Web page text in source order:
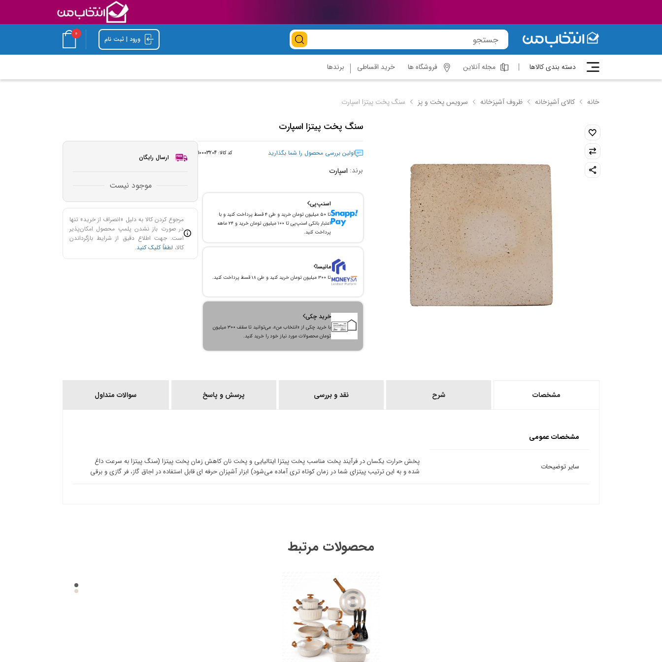
ورود | ثبت نام
0
دسته بندی کالاها مجله آنلاین فروشگاه ها خرید اقساطی برندها
خانه کالای آشپزخانه ظروف آشپزخانه سرویس پخت و پز سنگ پخت پیتزا اسپارت
سنگ پخت پیتزا اسپارت
اولین بررسی محصول را شما بگذارید کد کالا: 10003204
برند: اسپارت
اسنپ‌پی
تا ۵۰ میلیون تومان خرید و طی ۴ قسط پرداخت کنید و با
اعتبار بانکی اسنپ‌پی تا ۱۰۰ میلیون تومان خرید و ۲۴ ماهه
پرداخت کنید.
مانیسا
تا ۳۰۰ میلیون تومان خرید کنید و طی ۱۸ قسط پرداخت کنید.
خرید چکی
با خرید چکی از «انتخاب من»، می‌توانید تا سقف ۳۰۰ میلیون
تومان محصولات مورد نیاز خود را خرید کنید.
ارسال رایگان
موجود نیست
مرجوع کردن کالا به دلیل «انصراف از خرید» تنها
در صورت باز نشدن پلمپ محصول امکان‌پذیر
است. جهت اطلاع دقیق از شرایط بازگرداندن
کالا، لطفاً کلیک کنید.
مشخصات شرح نقد و بررسی پرسش و پاسخ سوالات متداول
مشخصات عمومی
سایر توضیحات
پخش حرارت یکسان در فرآیند پخت مناسب پخت پیتزا ایتالیایی و پخت نان کاهش زمان پخت پیتزا (سنگ پیتزا به سرعت داغ
شده و به این ترتیب پیتزای شما در زمان کوتاه تری آماده می‌شود) ابزار آشپزان حرفه ای قابل استفاده در اجاق گاز، فر گازی و برقی
محصولات مرتبط